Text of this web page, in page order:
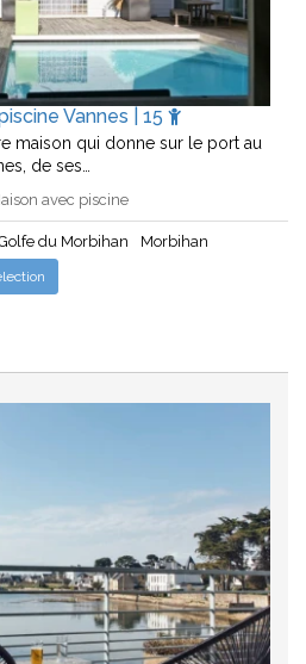
Vannes | 15
maison qui donne sur le port au
de ses…
avec piscine
du Morbihan
Morbihan